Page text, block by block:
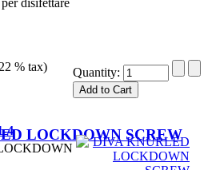
disifettare
% tax) Quantity:
LOCKDOWN SCREW
4